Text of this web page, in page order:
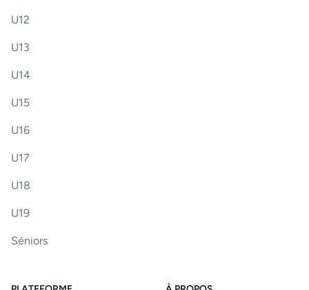
U12
U13
U14
U15
U16
U17
U18
U19
Séniors